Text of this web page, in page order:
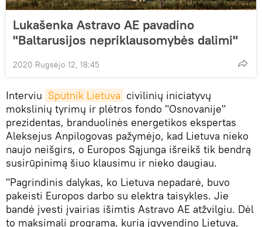
Lukašenka Astravo AE pavadino
"Baltarusijos nepriklausomybės dalimi"
2020 Rugsėjo 12, 18:45
Interviu Sputnik Lietuva civilinių iniciatyvų
mokslinių tyrimų ir plėtros fondo "Osnovanije"
prezidentas, branduolinės energetikos ekspertas
Aleksejus Anpilogovas pažymėjo, kad Lietuva nieko
naujo neišgirs, o Europos Sąjunga išreikš tik bendrą
susirūpinimą šiuo klausimu ir nieko daugiau.
"Pagrindinis dalykas, ko Lietuva nepadarė, buvo
pakeisti Europos darbo su elektra taisykles. Jie
bandė įvesti įvairias išimtis Astravo AE atžvilgiu. Dėl
to maksimali programa, kurią įgyvendino Lietuva,